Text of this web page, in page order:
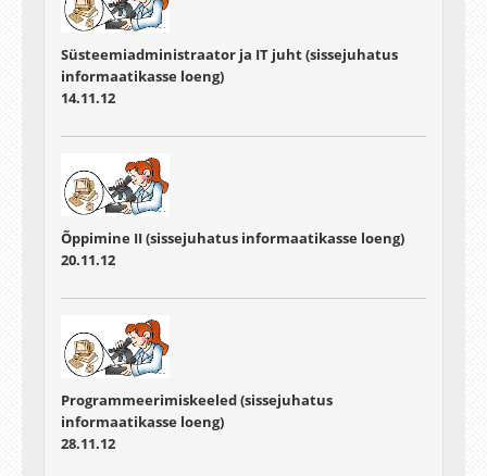
Süsteemiadministraator ja IT juht (sissejuhatus
informaatikasse loeng)
14.11.12
Õppimine II (sissejuhatus informaatikasse loeng)
20.11.12
Programmeerimiskeeled (sissejuhatus
informaatikasse loeng)
28.11.12